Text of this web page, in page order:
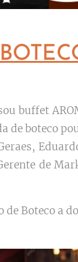
buffet
de boteco
de
de Boteco a